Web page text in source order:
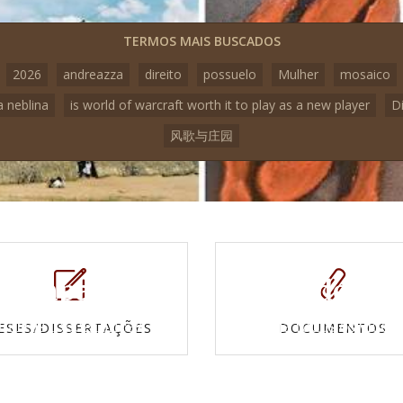
TERMOS MAIS BUSCADOS
2026
andreazza direito possuelo Mulher
mosaico
neblina
is world of warcraft worth it to play as a new player
风歌与庄园
DISSERTAÇÕES DOCUMENTOS
Mapas e
topográficas
Vídeos
Veja todos os vídeos